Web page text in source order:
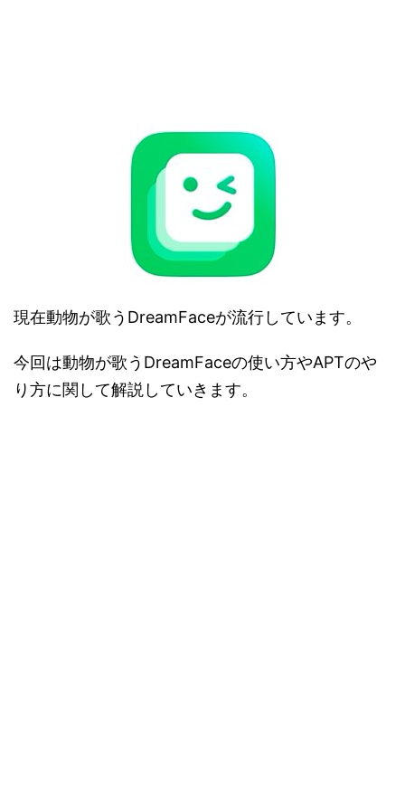
現在動物が歌うDreamFaceが流行しています。
今回は動物が歌うDreamFaceの使い方やAPTのや
り方に関して解説していきます。